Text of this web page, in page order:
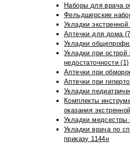
Наборы для врача
Фельдшерские
Укладки
Аптечки для дома
Укладки
Укладки при острой
недостаточности (1)
Аптечки при
Аптечки при
Укладки
Комплекты
оказания
Укладки медсестры
Укладки врача по
приказу 1144н